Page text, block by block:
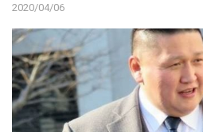
2020/04/06